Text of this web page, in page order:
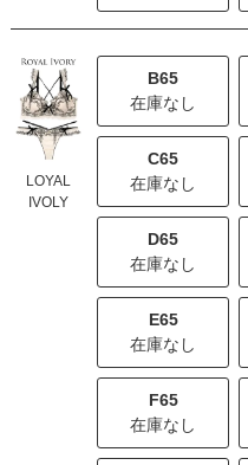
LOYAL
IVOLY
B65
在庫なし
C65
在庫なし
D65
在庫なし
E65
在庫なし
F65
在庫なし